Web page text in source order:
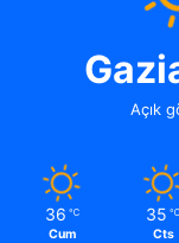
Açık
36 ℃
Cum
35 ℃
Cts